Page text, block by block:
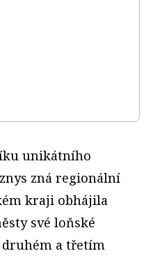
unikátního
zná regionální
kraji obhájila
své loňské
druhém a třetím